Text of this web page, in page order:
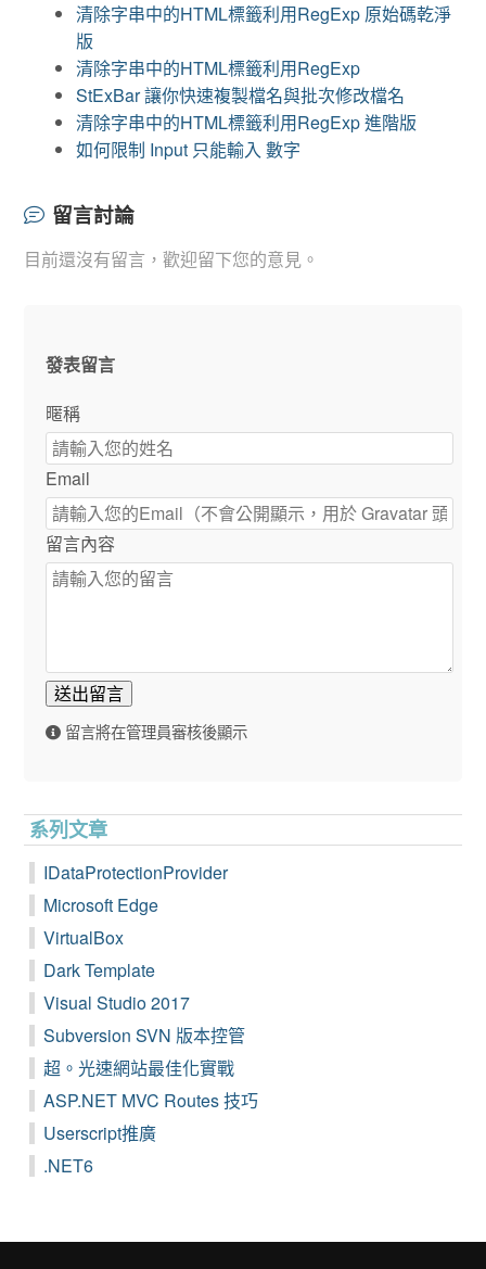
清除字串中的HTML標籤利用RegExp 原始碼乾淨
版
清除字串中的HTML標籤利用RegExp
StExBar 讓你快速複製檔名與批次修改檔名
清除字串中的HTML標籤利用RegExp 進階版
如何限制 Input 只能輸入 數字
留言討論
目前還沒有留言，歡迎留下您的意見。
發表留言
暱稱
Email
留言內容
送出留言
留言將在管理員審核後顯示
系列文章
IDataProtectionProvider
Microsoft Edge
VirtualBox
Dark Template
Visual Studio 2017
Subversion SVN 版本控管
超。光速網站最佳化實戰
ASP.NET MVC Routes 技巧
Userscript推廣
.NET6